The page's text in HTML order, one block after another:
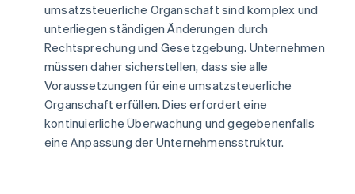
umsatzsteuerliche Organschaft sind komplex und
unterliegen ständigen Änderungen durch
Rechtsprechung und Gesetzgebung. Unternehmen
müssen daher sicherstellen, dass sie alle
Voraussetzungen für eine umsatzsteuerliche
Organschaft erfüllen. Dies erfordert eine
kontinuierliche Überwachung und gegebenenfalls
eine Anpassung der Unternehmensstruktur.